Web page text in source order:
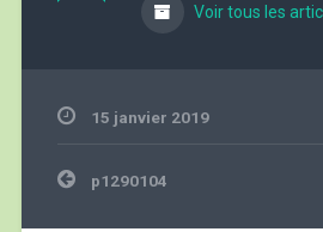
Voir tous les
15 janvier 2019
Navigation
de
p1290104